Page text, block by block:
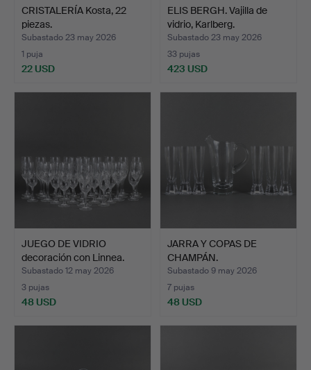
CRISTALERÍA Kosta, 22
piezas.
Subastado 23 may 2026
1 puja
22 USD
ELIS BERGH. Vajilla de
vidrio, Karlberg.
Subastado 23 may 2026
33 pujas
423 USD
JUEGO DE VIDRIO
decoración con Linnea.
Subastado 12 may 2026
3 pujas
48 USD
JARRA Y COPAS DE
CHAMPÁN.
Subastado 9 may 2026
7 pujas
48 USD